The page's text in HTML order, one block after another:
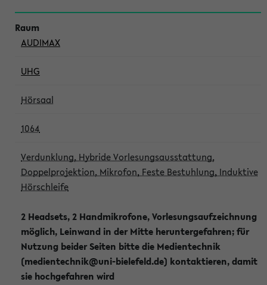
AUDIMAX
UHG
Hörsaal
1064
Verdunklung, Hybride Vorlesungsausstattung,
Doppelprojektion, Mikrofon, Feste Bestuhlung, Induktive
Hörschleife
2 Headsets, 2 Handmikrofone, Vorlesungsaufzeichnung
möglich, Leinwand in der Mitte heruntergefahren; für
Nutzung beider Seiten bitte die Medientechnik
(medientechnik@uni-bielefeld.de) kontaktieren, damit
sie hochgefahren wird